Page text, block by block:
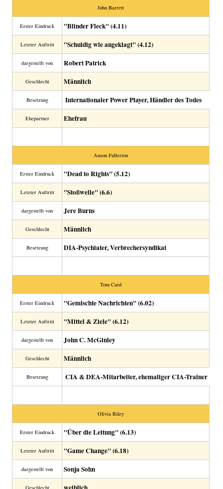
John Barrett
Erster Eindruck "Blinder Fleck" (4.11)
Letzter Auftritt "Schuldig wie angeklagt" (4.12)
dargestellt von Robert Patrick
Geschlecht Männlich
Besetzung Internationaler Power Player, Händler des Todes
Ehepartner Ehefrau
Anson Fullerton
Erster Eindruck "Dead to Rights" (5.12)
Letzter Auftritt "Stoßwelle" (6.6)
dargestellt von Jere Burns
Geschlecht Männlich
Besetzung DIA-Psychiater, Verbrechersyndikat
Tom Card
Erster Eindruck "Gemischte Nachrichten" (6.02)
Letzter Auftritt "Mittel & Ziele" (6.12)
dargestellt von John C. McGinley
Geschlecht Männlich
Besetzung CIA & DEA-Mitarbeiter, ehemaliger CIA-Trainer
Olivia Riley
Erster Eindruck "Über die Leitung" (6.13)
Letzter Auftritt "Game Change" (6.18)
dargestellt von Sonja Sohn
Geschlecht